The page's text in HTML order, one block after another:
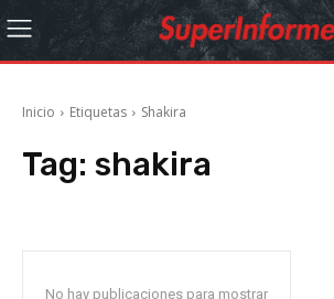
Inicio Etiquetas Shakira
Tag: shakira
No hay publicaciones para mostrar